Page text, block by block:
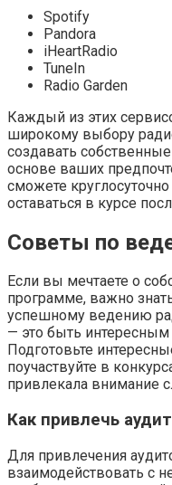
Spotify
Pandora
iHeartRadio
TuneIn
Radio Garden
Каждый из этих
широкому выбору
создавать
основе ваших
сможете
оставаться в курсе
Советы по
Если вы мечтаете о
программе, важно
успешному ведению
— это быть
Подготовьте
поучаствуйте в
привлекала внимание
Как привлечь
Для привлечения
взаимодействовать с